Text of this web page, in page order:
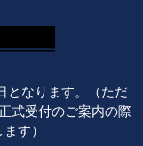
となります。（ただ
式受付のご案内の際
す）